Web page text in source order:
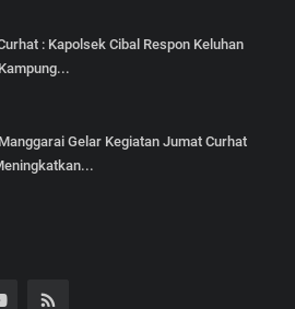
: Kapolsek Cibal Respon Keluhan
Gelar Kegiatan Jumat Curhat